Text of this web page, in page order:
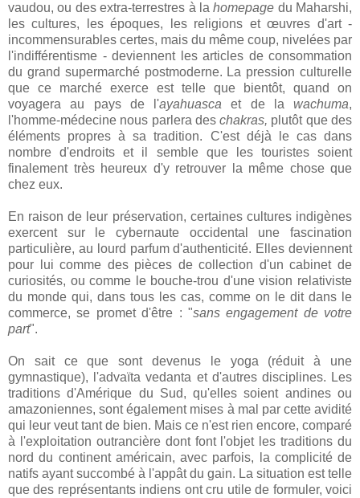
vaudou, ou des extra-terrestres à lahomepage du Maharshi,
les cultures, les époques, les religions et œuvres d'art -
incommensurables certes, mais du même coup, nivelées par
l'indifférentisme - deviennent les articles de consommation
du grand supermarché postmoderne. La pression culturelle
que ce marché exerce est telle que bientôt, quand on
voyagera au pays de l'ayahuasca et de la wachuma,
l'homme-médecine nous parlera deschakras, plutôt que des
éléments propres à sa tradition. C'est déjà le cas dans
nombre d'endroits et il semble que les touristes soient
finalement très heureux d'y retrouver la même chose que
chez eux.
En raison de leur préservation, certaines cultures indigènes
exercent sur le cybernaute occidental une fascination
particulière, au lourd parfum d'authenticité. Elles deviennent
pour lui comme des pièces de collection d'un cabinet de
curiosités, ou comme le bouche-trou d'une vision relativiste
du monde qui, dans tous les cas, comme on le dit dans le
commerce, se promet d'être : "sans engagement de votre
part".
On sait ce que sont devenus le yoga (réduit à une
gymnastique), l'advaïta vedanta et d'autres disciplines. Les
traditions d'Amérique du Sud, qu'elles soient andines ou
amazoniennes, sont également mises à mal par cette avidité
qui leur veut tant de bien. Mais ce n'est rien encore, comparé
à l'exploitation outrancière dont font l'objet les traditions du
nord du continent américain, avec parfois, la complicité de
natifs ayant succombé à l'appât du gain. La situation est telle
que des représentants indiens ont cru utile de formuler, voici